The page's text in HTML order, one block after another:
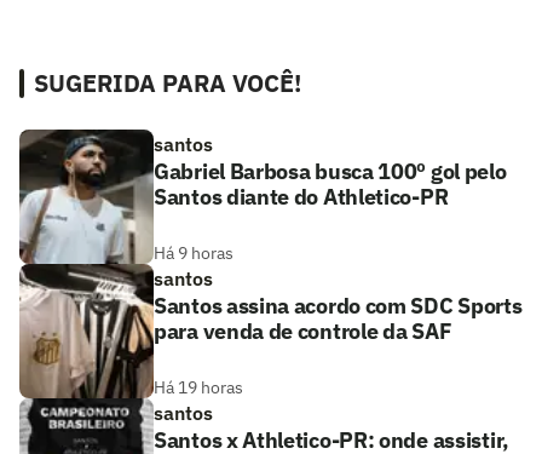
SUGERIDA PARA VOCÊ!
santos
Gabriel Barbosa busca 100º gol pelo
Santos diante do Athletico-PR
Há 9 horas
santos
Santos assina acordo com SDC Sports
para venda de controle da SAF
Há 19 horas
santos
Santos x Athletico-PR: onde assistir,